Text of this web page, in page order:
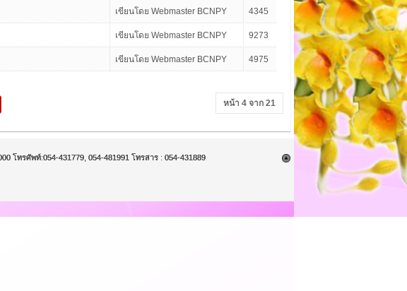
เขียนโดย Webmaster BCNPY 4345
เขียนโดย Webmaster BCNPY 9273
เขียนโดย Webmaster BCNPY 4975
หน้า 4 จาก 21
โทรศัพท์:054-431779, 054-481991 โทรสาร : 054-431889